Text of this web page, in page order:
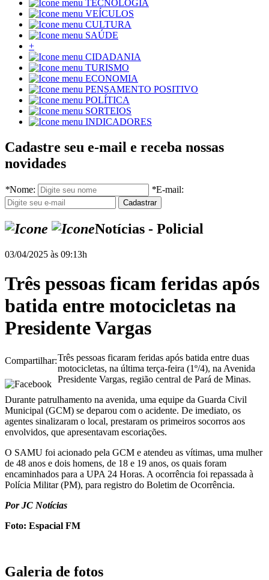
TECNOLOGIA
VEÍCULOS
CULTURA
SAÚDE
+
CIDADANIA
TURISMO
ECONOMIA
PENSAMENTO POSITIVO
POLÍTICA
SORTEIOS
INDICADORES
Cadastre seu e-mail e receba nossas
novidades
*Nome: *E-mail:
Notícias - Policial
03/04/2025 às 09:13h
Três pessoas ficam feridas após
batida entre motocicletas na
Presidente Vargas
Compartilhar:Três pessoas ficaram feridas após batida entre duas
motocicletas, na última terça-feira (1º/4), na Avenida
Presidente Vargas, região central de Pará de Minas.
Durante patrulhamento na avenida, uma equipe da Guarda Civil
Municipal (GCM) se deparou com o acidente. De imediato, os
agentes sinalizaram o local, prestaram os primeiros socorros aos
envolvidos, que apresentavam escoriações.
O SAMU foi acionado pela GCM e atendeu as vítimas, uma mulher
de 48 anos e dois homens, de 18 e 19 anos, os quais foram
encaminhados para a UPA 24 Horas. A ocorrência foi repassada à
Polícia Militar (PM), para registro do Boletim de Ocorrência.
Por JC Notícias
Foto: Espacial FM
Galeria de fotos